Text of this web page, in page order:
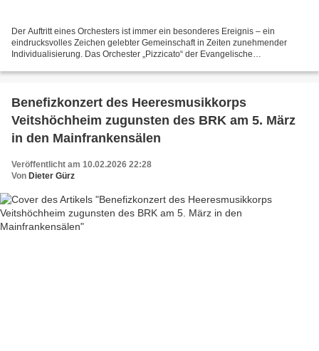
Der Auftritt eines Orchesters ist immer ein besonderes Ereignis – ein
eindrucksvolles Zeichen gelebter Gemeinschaft in Zeiten zunehmender
Individualisierung. Das Orchester „Pizzicato“ der Evangelische
Benefizkonzert des Heeresmusikkorps
Veitshöchheim zugunsten des BRK am 5. März
in den Mainfrankensälen
Veröffentlicht am 10.02.2026 22:28
Von Dieter Gürz